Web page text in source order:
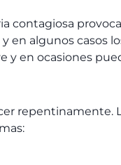
contagiosa
en algunos casos
y en ocasiones
repentinamente.